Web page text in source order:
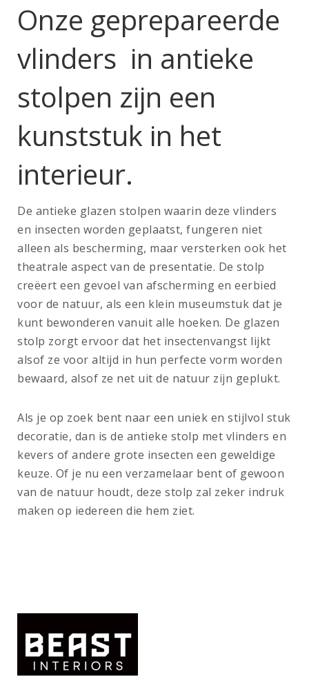
Onze geprepareerde
vlinders in antieke
stolpen zijn een
kunststuk in het
interieur.
De antieke glazen stolpen waarin deze vlinders
en insecten worden geplaatst, fungeren niet
alleen als bescherming, maar versterken ook het
theatrale aspect van de presentatie. De stolp
creëert een gevoel van afscherming en eerbied
voor de natuur, als een klein museumstuk dat je
kunt bewonderen vanuit alle hoeken. De glazen
stolp zorgt ervoor dat het insectenvangst lijkt
alsof ze voor altijd in hun perfecte vorm worden
bewaard, alsof ze net uit de natuur zijn geplukt.
Als je op zoek bent naar een uniek en stijlvol stuk
decoratie, dan is de antieke stolp met vlinders en
kevers of andere grote insecten een geweldige
keuze. Of je nu een verzamelaar bent of gewoon
van de natuur houdt, deze stolp zal zeker indruk
maken op iedereen die hem ziet.